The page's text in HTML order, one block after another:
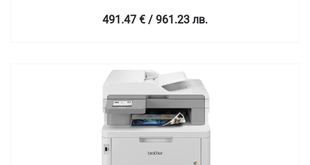
491.47 € / 961.23 лв.